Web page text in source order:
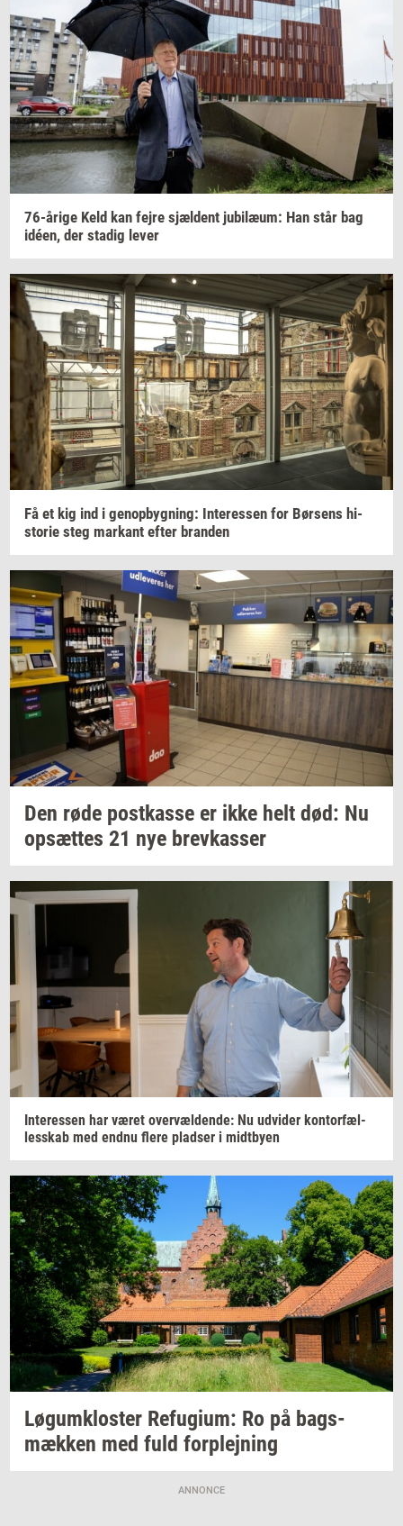
76-​årige Keld kan fejre sjæl­dent ju­bilæum: Han står bag
idéen, der sta­dig lever
Få et kig ind i genop­byg­ning: In­ter­es­sen for Bør­sens hi­
sto­rie steg mar­kant efter bran­den
Den røde po­st­kas­se er ikke helt død: Nu
op­sæt­tes 21 nye brev­kas­ser
In­ter­es­sen har været over­væl­den­de: Nu ud­vi­der kon­tor­fæl­
les­skab med endnu flere plad­ser i midt­by­en
Løgum­klo­ster Re­fu­gi­um: Ro på bags­
mæk­ken med fuld for­plej­ning
ANNONCE